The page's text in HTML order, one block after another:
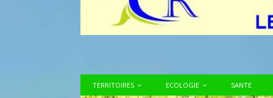
TERRITOIRES ECOLOGIE SANTE